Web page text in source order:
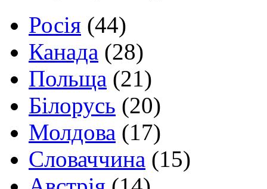
Росія (44)
Канада (28)
Польща (21)
Білорусь (20)
Молдова (17)
Словаччина (15)